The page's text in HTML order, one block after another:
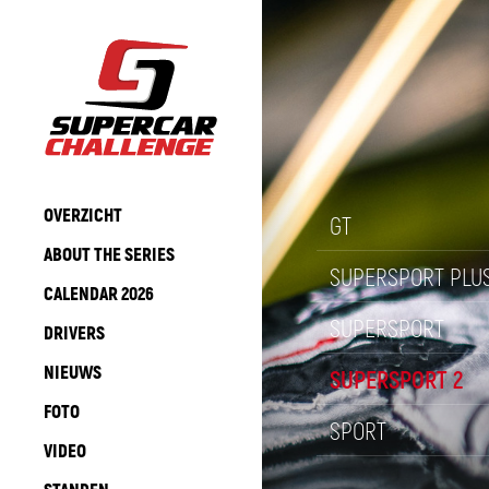
OVERZICHT
ABOUT THE SERIES
CALENDAR 2026
DRIVERS
NIEUWS
FOTO
VIDEO
GT
SUPERSPORT
SUPERSPORT
SUPERSPORT 2
SPORT